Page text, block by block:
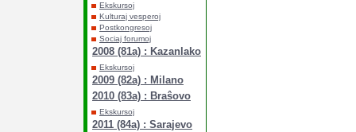
Ekskursoj
Kulturaj vesperoj
Postkongresoj
Sociaj forumoj
2008 (81a) : Kazanlako
Ekskursoj
2009 (82a) : Milano
2010 (83a) : Braŝovo
Ekskursoj
2011 (84a) : Sarajevo